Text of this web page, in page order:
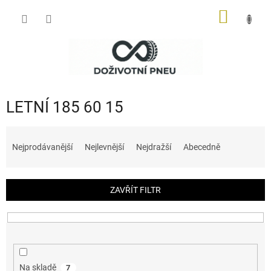
LETNÍ 185 60 15
í
p
r
Nejprodávanější Nejlevnější Nejdražší Abecedně
ZAVŘÍT FILTR
Na skladě 7